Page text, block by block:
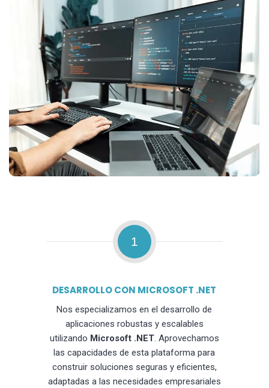
1
DESARROLLO CON MICROSOFT .NET
Nos especializamos en el desarrollo de
aplicaciones robustas y escalables
utilizando Microsoft .NET. Aprovechamos
las capacidades de esta plataforma para
construir soluciones seguras y eficientes,
adaptadas a las necesidades empresariales